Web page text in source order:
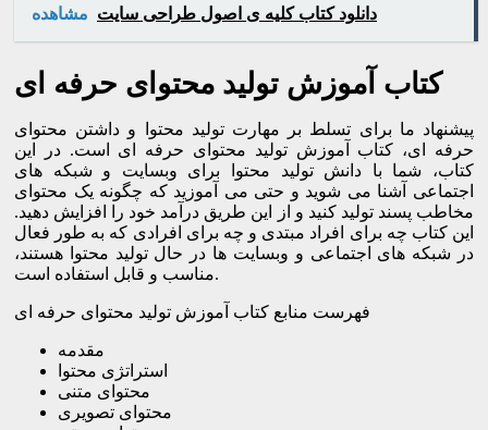
مشاهده دانلود کتاب کلیه ی اصول طراحی سایت
کتاب آموزش تولید محتوای حرفه ای
پیشنهاد ما برای تسلط بر مهارت تولید محتوا و داشتن محتوای
حرفه ای، کتاب آموزش تولید محتوای حرفه ای است. در این
کتاب، شما با دانش تولید محتوا برای وبسایت و شبکه های
اجتماعی آشنا می شوید و حتی می آموزید که چگونه یک محتوای
مخاطب پسند تولید کنید و از این طریق درآمد خود را افزایش دهید.
این کتاب چه برای افراد مبتدی و چه برای افرادی که به طور فعال
در شبکه های اجتماعی و وبسایت ها در حال تولید محتوا هستند،
مناسب و قابل استفاده است.
فهرست منابع کتاب آموزش تولید محتوای حرفه ای
مقدمه
استراتژی محتوا
محتوای متنی
محتوای تصویری